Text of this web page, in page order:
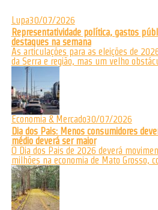
Lupa30/07/2026
Representatividade política, gastos
destaques na semana
As articulações para as eleições de
da Serra e região, mas um velho
Economia & Mercado30/07/2026
Dia dos Pais: Menos consumidores
médio deverá ser maior
O Dia dos Pais de 2026 deverá
milhões na economia de Mato Grosso,